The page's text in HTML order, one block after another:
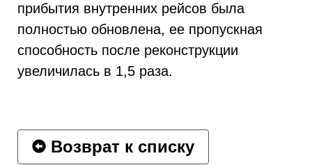
прибытия внутренних рейсов была
полностью обновлена, ее пропускная
способность после реконструкции
увеличилась в 1,5 раза.
Возврат к списку